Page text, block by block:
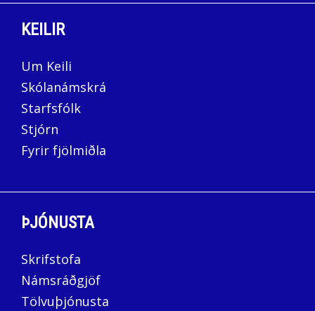
KEILIR
Um Keili
Skólanámskrá
Starfsfólk
Stjórn
Fyrir fjölmiðla
ÞJÓNUSTA
Skrifstofa
Námsráðgjöf
Tölvuþjónusta